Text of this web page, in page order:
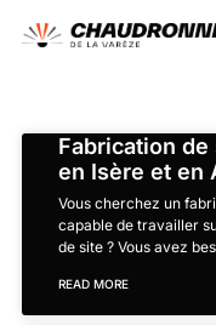
Fabrication
en Isère et en
Vous cherchez un
capable de travailler
de site ? Vous avez
READ MORE